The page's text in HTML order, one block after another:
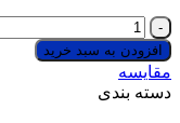
سبد خرید